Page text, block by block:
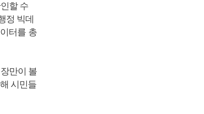
할 수
정 빅데
터를 총
만이 볼
시민들